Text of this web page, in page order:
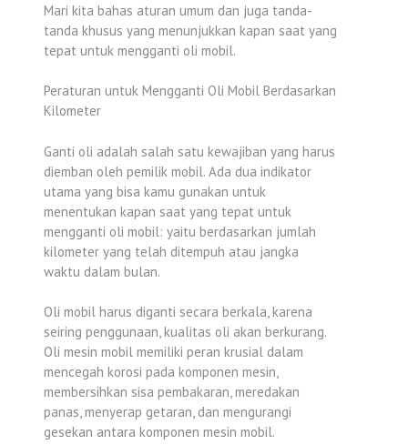
Mari kita bahas aturan umum dan juga tanda-
tanda khusus yang menunjukkan kapan saat yang
tepat untuk mengganti oli mobil.
Peraturan untuk Mengganti Oli Mobil Berdasarkan
Kilometer
Ganti oli adalah salah satu kewajiban yang harus
diemban oleh pemilik mobil. Ada dua indikator
utama yang bisa kamu gunakan untuk
menentukan kapan saat yang tepat untuk
mengganti oli mobil: yaitu berdasarkan jumlah
kilometer yang telah ditempuh atau jangka
waktu dalam bulan.
Oli mobil harus diganti secara berkala, karena
seiring penggunaan, kualitas oli akan berkurang.
Oli mesin mobil memiliki peran krusial dalam
mencegah korosi pada komponen mesin,
membersihkan sisa pembakaran, meredakan
panas, menyerap getaran, dan mengurangi
gesekan antara komponen mesin mobil.